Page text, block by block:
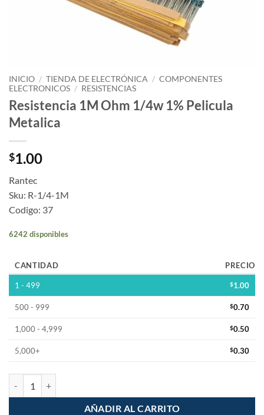
INICIO / TIENDA DE ELECTRÓNICA / COMPONENTES
ELECTRONICOS / RESISTENCIAS
Resistencia 1M Ohm 1/4w 1% Pelicula
Metalica
$1.00
Rantec
Sku: R-1/4-1M
Codigo: 37
6242 disponibles
CANTIDAD PRECIO
1 - 499 $1.00
500 - 999 $0.70
1,000 - 4,999 $0.50
5,000+ $0.30
AÑADIR AL CARRITO